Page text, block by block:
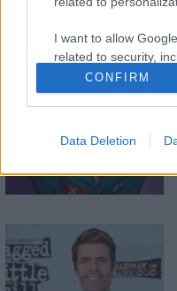
I want to allow
related to security,
functionality and
user protection.
CONFIRM
Data Deletion